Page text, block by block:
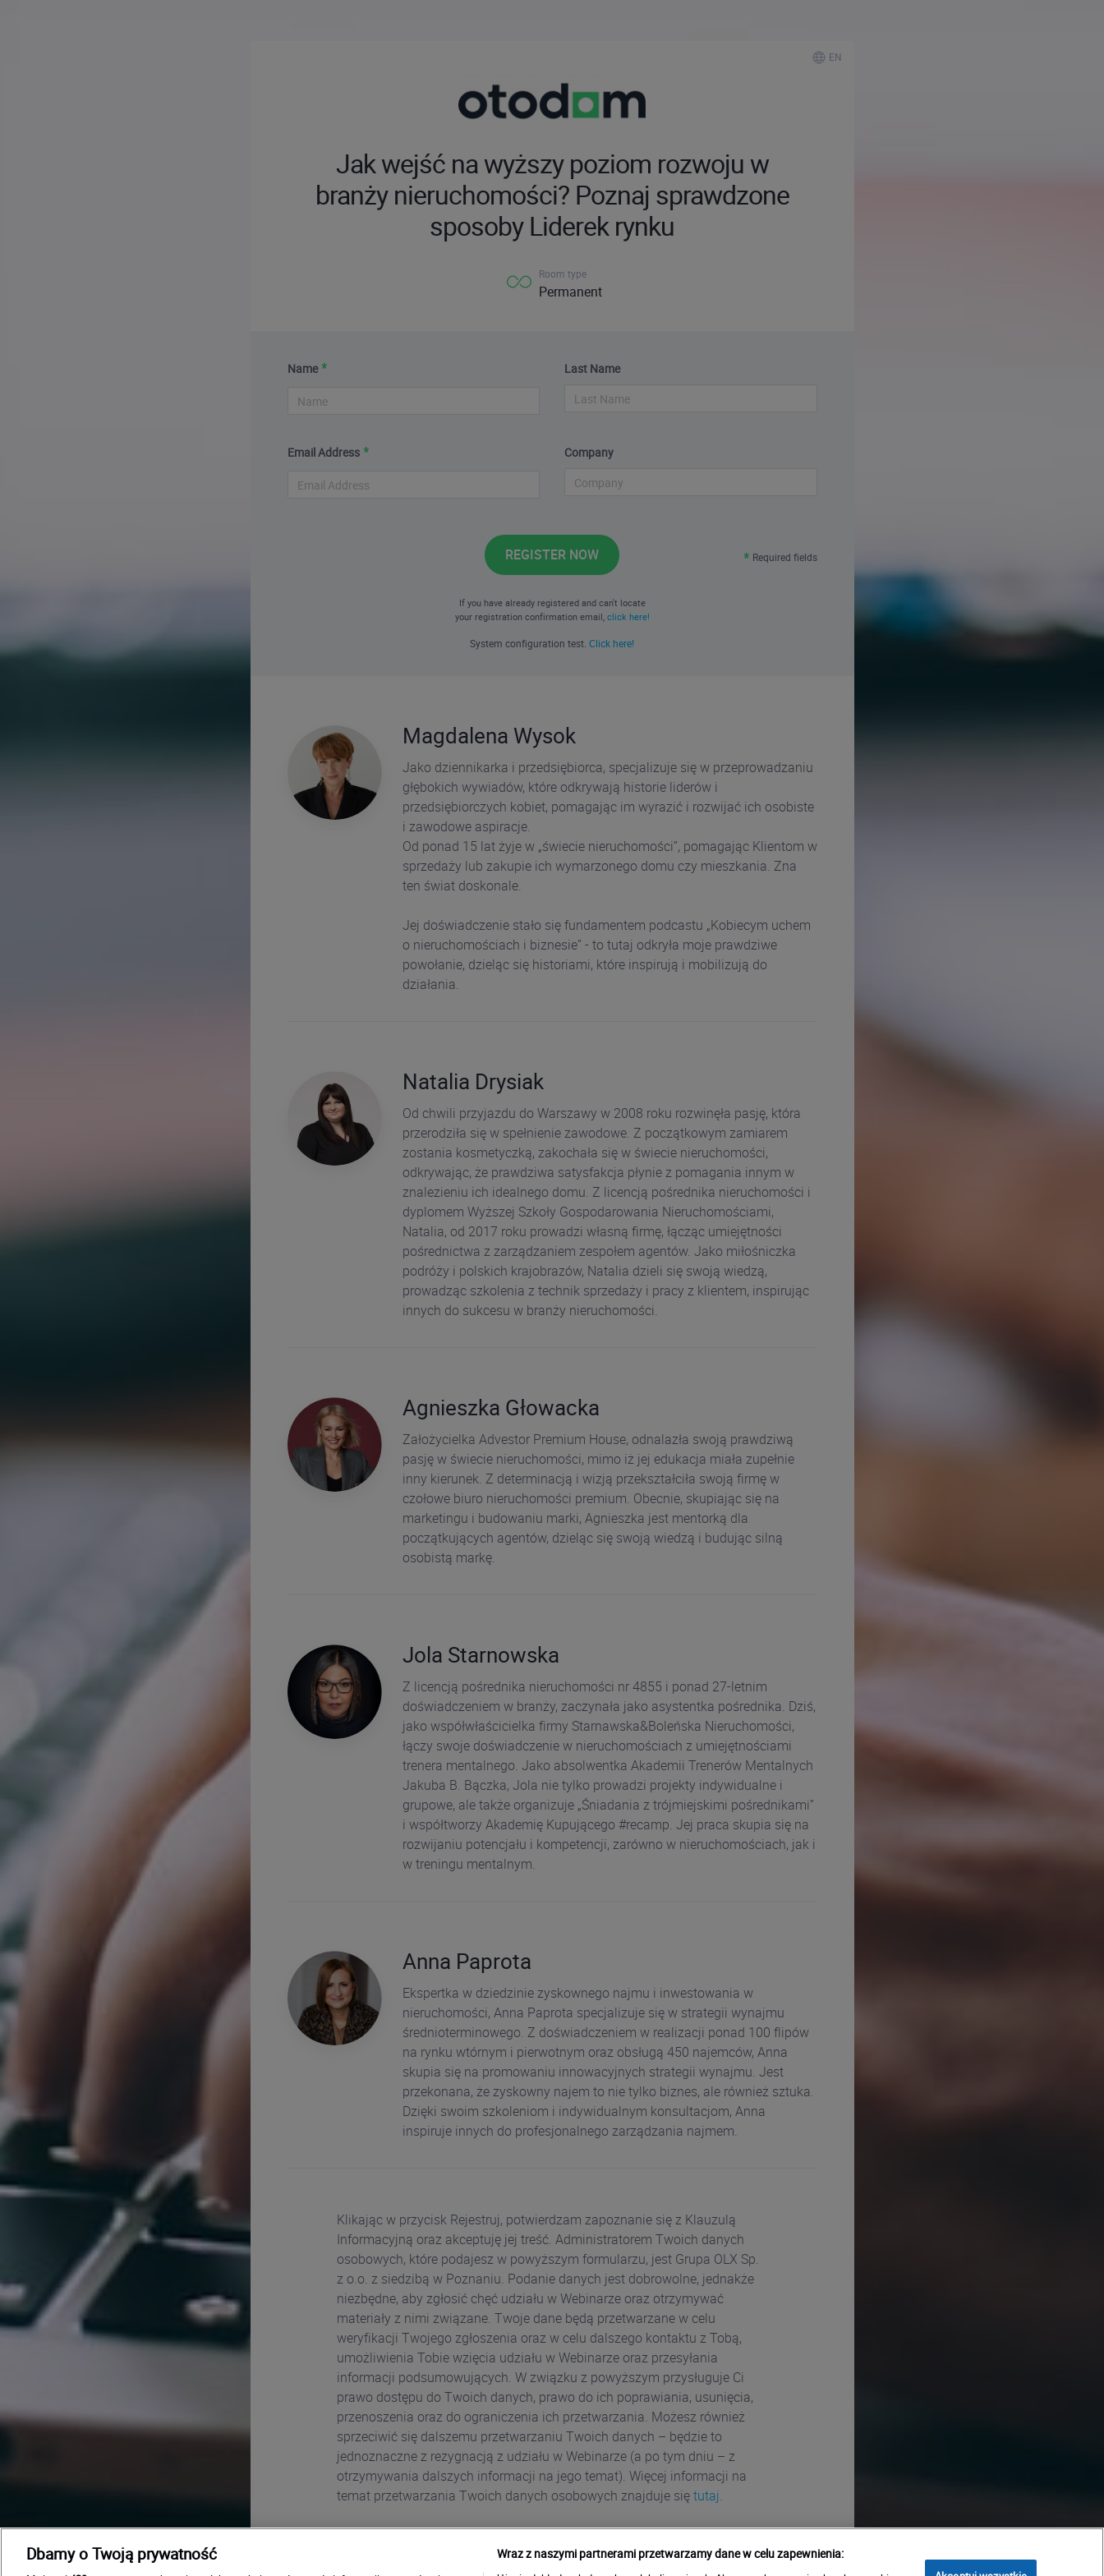
EN
Jak wejść na wyższy poziom rozwoju w
branży nieruchomości? Poznaj sprawdzone
sposoby Liderek rynku
Room type
Permanent
Name Last Name
Email Address Company
Required fields
REGISTER NOW
If you have already registered and can't locate
your registration confirmation email, click here!
System configuration test. Click here!
Magdalena Wysok
Jako dziennikarka i przedsiębiorca, specjalizuje się w przeprowadzaniu
głębokich wywiadów, które odkrywają historie liderów i
przedsiębiorczych kobiet, pomagając im wyrazić i rozwijać ich osobiste
i zawodowe aspiracje.
Od ponad 15 lat żyje w „świecie nieruchomości”, pomagając Klientom w
sprzedaży lub zakupie ich wymarzonego domu czy mieszkania. Zna
ten świat doskonale.
Jej doświadczenie stało się fundamentem podcastu „Kobiecym uchem
o nieruchomościach i biznesie” - to tutaj odkryła moje prawdziwe
powołanie, dzieląc się historiami, które inspirują i mobilizują do
działania.
Natalia Drysiak
Od chwili przyjazdu do Warszawy w 2008 roku rozwinęła pasję, która
przerodziła się w spełnienie zawodowe. Z początkowym zamiarem
zostania kosmetyczką, zakochała się w świecie nieruchomości,
odkrywając, że prawdziwa satysfakcja płynie z pomagania innym w
znalezieniu ich idealnego domu. Z licencją pośrednika nieruchomości i
dyplomem Wyższej Szkoły Gospodarowania Nieruchomościami,
Natalia, od 2017 roku prowadzi własną firmę, łącząc umiejętności
pośrednictwa z zarządzaniem zespołem agentów. Jako miłośniczka
podróży i polskich krajobrazów, Natalia dzieli się swoją wiedzą,
prowadząc szkolenia z technik sprzedaży i pracy z klientem, inspirując
innych do sukcesu w branży nieruchomości.
Agnieszka Głowacka
Założycielka Advestor Premium House, odnalazła swoją prawdziwą
pasję w świecie nieruchomości, mimo iż jej edukacja miała zupełnie
inny kierunek. Z determinacją i wizją przekształciła swoją firmę w
czołowe biuro nieruchomości premium. Obecnie, skupiając się na
marketingu i budowaniu marki, Agnieszka jest mentorką dla
początkujących agentów, dzieląc się swoją wiedzą i budując silną
osobistą markę.
Jola Starnowska
Z licencją pośrednika nieruchomości nr 4855 i ponad 27-letnim
doświadczeniem w branży, zaczynała jako asystentka pośrednika. Dziś,
jako współwłaścicielka firmy Starnawska&Boleńska Nieruchomości,
łączy swoje doświadczenie w nieruchomościach z umiejętnościami
trenera mentalnego. Jako absolwentka Akademii Trenerów Mentalnych
Jakuba B. Bączka, Jola nie tylko prowadzi projekty indywidualne i
grupowe, ale także organizuje „Śniadania z trójmiejskimi pośrednikami”
i współtworzy Akademię Kupującego #recamp. Jej praca skupia się na
rozwijaniu potencjału i kompetencji, zarówno w nieruchomościach, jak i
w treningu mentalnym.
Anna Paprota
Ekspertka w dziedzinie zyskownego najmu i inwestowania w
nieruchomości, Anna Paprota specjalizuje się w strategii wynajmu
średnioterminowego. Z doświadczeniem w realizacji ponad 100 flipów
na rynku wtórnym i pierwotnym oraz obsługą 450 najemców, Anna
skupia się na promowaniu innowacyjnych strategii wynajmu. Jest
przekonana, że zyskowny najem to nie tylko biznes, ale również sztuka.
Dzięki swoim szkoleniom i indywidualnym konsultacjom, Anna
inspiruje innych do profesjonalnego zarządzania najmem.
Klikając w przycisk Rejestruj, potwierdzam zapoznanie się z Klauzulą
Informacyjną oraz akceptuję jej treść. Administratorem Twoich danych
osobowych, które podajesz w powyższym formularzu, jest Grupa OLX Sp.
z o.o. z siedzibą w Poznaniu. Podanie danych jest dobrowolne, jednakże
niezbędne, aby zgłosić chęć udziału w Webinarze oraz otrzymywać
materiały z nimi związane. Twoje dane będą przetwarzane w celu
weryfikacji Twojego zgłoszenia oraz w celu dalszego kontaktu z Tobą,
umożliwienia Tobie wzięcia udziału w Webinarze oraz przesyłania
informacji podsumowujących. W związku z powyższym przysługuje Ci
prawo dostępu do Twoich danych, prawo do ich poprawiania, usunięcia,
przenoszenia oraz do ograniczenia ich przetwarzania. Możesz również
sprzeciwić się dalszemu przetwarzaniu Twoich danych – będzie to
jednoznaczne z rezygnacją z udziału w Webinarze (a po tym dniu – z
otrzymywania dalszych informacji na jego temat). Więcej informacji na
temat przetwarzania Twoich danych osobowych znajduje siętutaj.
Dbamy o Twoją prywatność Wraz z naszymi partnerami przetwarzamy dane w celu zapewnienia: